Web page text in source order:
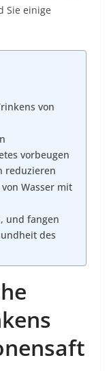
Sie einige
von
vorbeugen
reduzieren
Wasser mit
und fangen
des